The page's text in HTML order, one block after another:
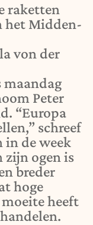
raketten
het Midden-
von der
maandag
Peter
“Europa
schreef
in de week
zijn ogen is
breder
hoge
heeft